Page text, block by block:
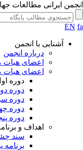
انجمن ایرانی مطالعات
EN fa
آشنایی با انجمن
درباره انجمن
اعضای
اعضای هیات
دوره
دوره
دوره
دوره
دوره
اهداف و
سند
برنامه